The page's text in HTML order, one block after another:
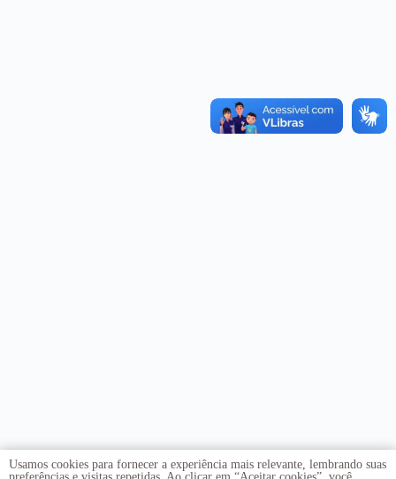
Usamos cookies para fornecer a experiência mais relevante, lembrando suas